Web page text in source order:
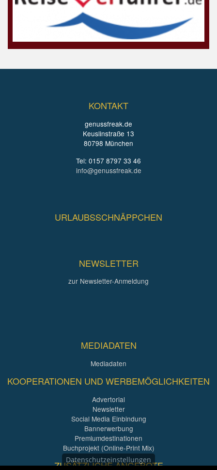
KONTAKT
genussfreak.de
Keuslinstraße 13
80798 München
Tel: 0157 8797 33 46
info@genussfreak.de
URLAUBSSCHNÄPPCHEN
NEWSLETTER
zur Newsletter-Anmeldung
MEDIADATEN
Mediadaten
KOOPERATIONEN UND WERBEMÖGLICHKEITEN
Advertorial
Newsletter
Social Media Einbindung
Bannerwerbung
Premiumdestinationen
Buchprojekt (Online-Print Mix)
ZUSÄTZLICHE ANGEBOTE
Datenschutzeinstellungen